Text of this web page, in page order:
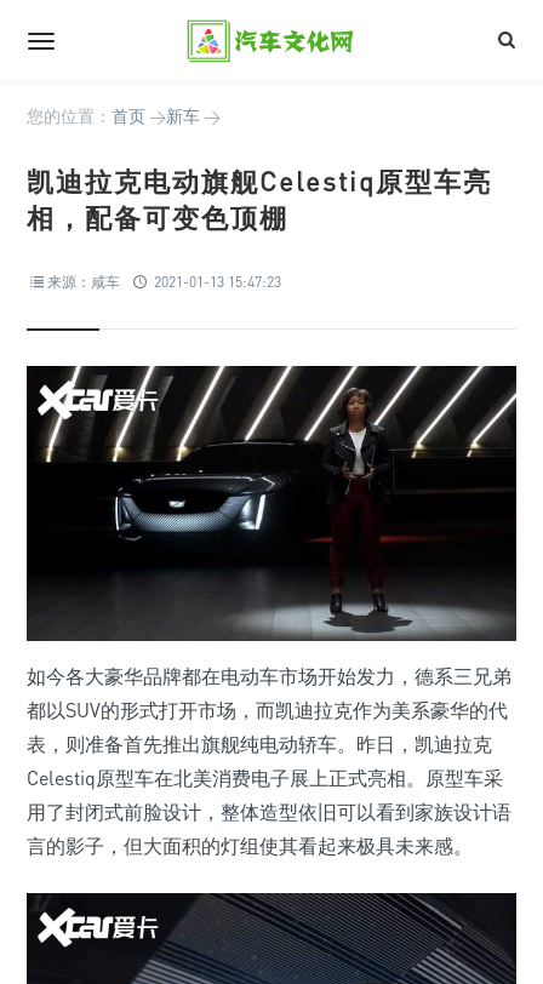
您的位置： 首页 >新车 >
凯迪拉克电动旗舰Celestiq原型车亮
相，配备可变色顶棚
来源：咸车 2021-01-13 15:47:23
如今各大豪华品牌都在电动车市场开始发力，德系三兄弟
都以SUV的形式打开市场，而凯迪拉克作为美系豪华的代
表，则准备首先推出旗舰纯电动轿车。昨日，凯迪拉克
Celestiq原型车在北美消费电子展上正式亮相。原型车采
用了封闭式前脸设计，整体造型依旧可以看到家族设计语
言的影子，但大面积的灯组使其看起来极具未来感。